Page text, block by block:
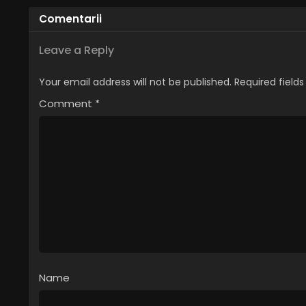
Comentarii
Leave a Reply
Your email address will not be published. Required
Comment *
Name